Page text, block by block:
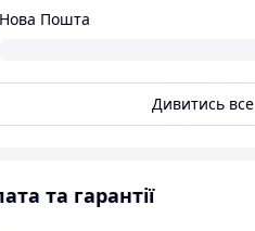
Нова Пошта
Дивитись все
та гарантії